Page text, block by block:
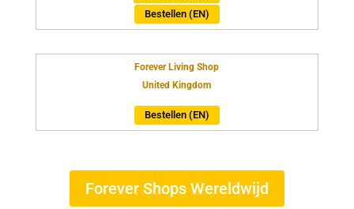
Bestellen (EN)
Forever Living Shop
United Kingdom
Bestellen (EN)
Forever Shops Wereldwijd